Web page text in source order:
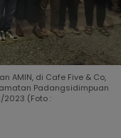
AMIN, di Cafe Five & Co,
Padangsidimpuan
2023 (Foto :